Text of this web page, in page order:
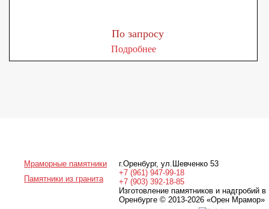
По запросу
Подробнее
Мраморные памятники
Памятники из гранита
г.Оренбург, ул.Шевченко 53
+7 (961) 947-99-18
+7 (903) 392-18-85
Изготовление памятников и надгробий в
Оренбурге © 2013-2026 «Орен Мрамор»